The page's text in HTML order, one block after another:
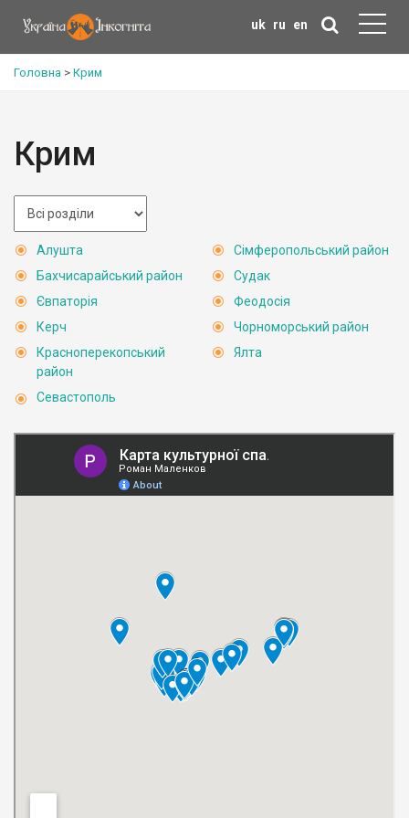
uk ru en
Головна > Крим
Крим
Алушта
Бахчисарайський район
Євпаторія
Керч
Красноперекопський
район
Севастополь
Сімферопольський район
Судак
Феодосія
Чорноморський район
Ялта